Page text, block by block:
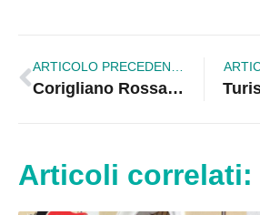
ARTICOLO PRECEDENTE
Corigliano Rossano. Cerimonia per i 30anni di servizio al Commissariato
Articoli correlati: